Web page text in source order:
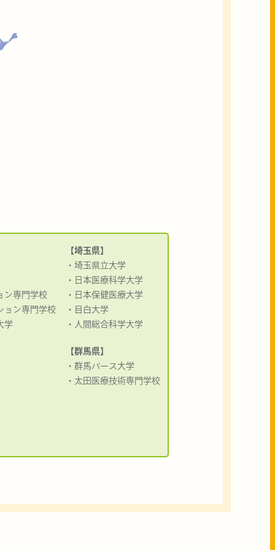
ン専門学校
ョン専門学校
学
【埼玉県】
・埼玉県立大学
・日本医療科学大学
・日本保健医療大学
・目白大学
・人間総合科学大学
【群馬県】
・群馬パース大学
・太田医療技術専門学校